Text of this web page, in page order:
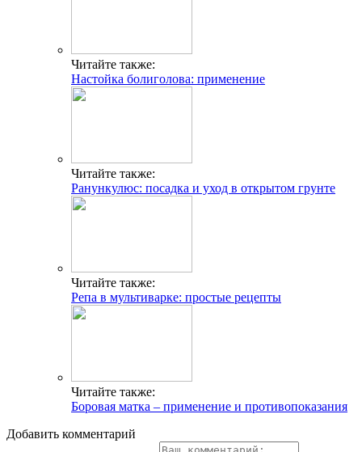
Читайте также:
Настойка болиголова: применение
Читайте также:
Ранункулюс: посадка и уход в открытом грунте
Читайте также:
Репа в мультиварке: простые рецепты
Читайте также:
Боровая матка – применение и противопоказания
Добавить комментарий